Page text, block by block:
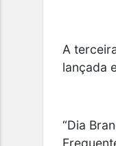
A
lançada
“Dia